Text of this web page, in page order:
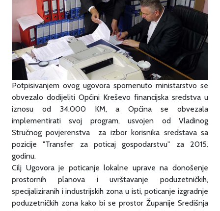
Potpisivanjem ovog ugovora spomenuto ministarstvo se
obvezalo dodijeliti Općini Kreševo financijska sredstva u
iznosu od 34.000 KM, a Općina se obvezala
implementirati svoj program, usvojen od Vladinog
Stručnog povjerenstva za izbor korisnika sredstava sa
pozicije "Transfer za poticaj gospodarstvu" za 2015.
godinu.
Cilj Ugovora je poticanje lokalne uprave na donošenje
prostornih planova i uvrštavanje poduzetničkih,
specijaliziranih i industrijskih zona u isti, poticanje izgradnje
poduzetničkih zona kako bi se prostor Županije Središnja